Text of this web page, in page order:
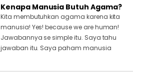
Kenapa Manusia Butuh Agama?
Kita membutuhkan agama karena kita
manusia! Yes! because we are human!
Jawabannya se simple itu. Saya tahu
jawaban itu. Saya paham manusia